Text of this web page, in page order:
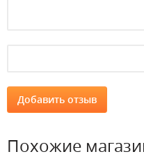
Похожие